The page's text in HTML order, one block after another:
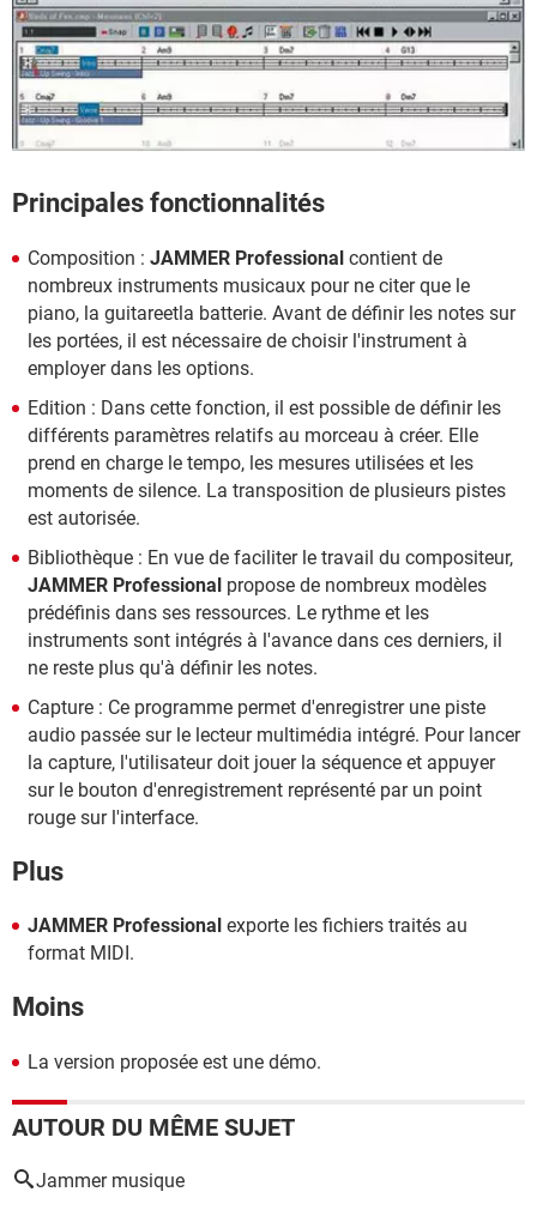
Principales fonctionnalités
Composition : JAMMER Professional contient de
nombreux instruments musicaux pour ne citer que le
piano, la guitareetla batterie. Avant de définir les notes sur
les portées, il est nécessaire de choisir l'instrument à
employer dans les options.
Edition : Dans cette fonction, il est possible de définir les
différents paramètres relatifs au morceau à créer. Elle
prend en charge le tempo, les mesures utilisées et les
moments de silence. La transposition de plusieurs pistes
est autorisée.
Bibliothèque : En vue de faciliter le travail du compositeur,
JAMMER Professional propose de nombreux modèles
prédéfinis dans ses ressources. Le rythme et les
instruments sont intégrés à l'avance dans ces derniers, il
ne reste plus qu'à définir les notes.
Capture : Ce programme permet d'enregistrer une piste
audio passée sur le lecteur multimédia intégré. Pour lancer
la capture, l'utilisateur doit jouer la séquence et appuyer
sur le bouton d'enregistrement représenté par un point
rouge sur l'interface.
Plus
JAMMER Professional exporte les fichiers traités au
format MIDI.
Moins
La version proposée est une démo.
AUTOUR DU MÊME SUJET
Jammer musique